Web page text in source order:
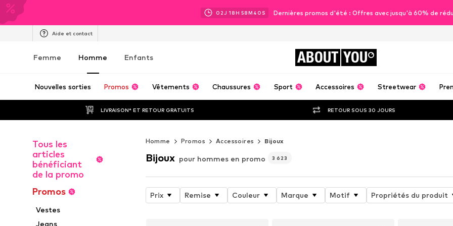
02J 18H 58M 37 S Dernières promos d'été : Offres avec jusqu'à 60% de
Aide et contact
Femme Homme Enfants ABOUT YOU
Nouvelles sorties Promos Vêtements Chaussures Sport Accessoires Streetwear
LIVRAISON* ET RETOUR GRATUITS RETOUR SOUS 30 JOURS
Tous les
articles
bénéficiant
de la promo
Promos
Vestes
Jeans
Homme Promos Accessoires Bijoux
Bijoux pour hommes en promo 3 623
Prix Remise Couleur Marque Motif Propriétés du produit